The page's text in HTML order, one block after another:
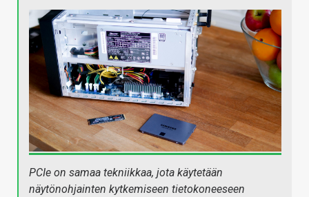
PCIe on samaa tekniikkaa, jota käytetään
näytönohjainten kytkemiseen tietokoneeseen